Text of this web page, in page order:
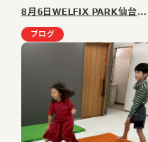
8月6日WELFIX PARK仙台大野田教室の様子｜仙台市太白区(大野田・富沢・長町)の児童発達支援・放課後等デイサービス
ブログ